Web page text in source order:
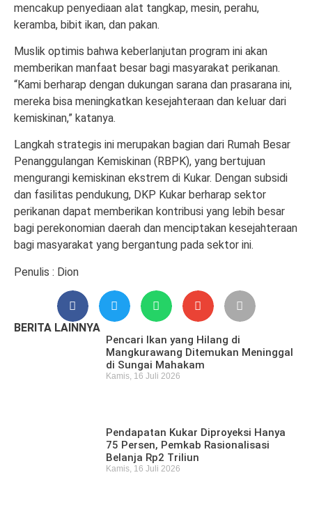
mencakup penyediaan alat tangkap, mesin, perahu,
keramba, bibit ikan, dan pakan.
Muslik optimis bahwa keberlanjutan program ini akan
memberikan manfaat besar bagi masyarakat perikanan.
“Kami berharap dengan dukungan sarana dan prasarana ini,
mereka bisa meningkatkan kesejahteraan dan keluar dari
kemiskinan,” katanya.
Langkah strategis ini merupakan bagian dari Rumah Besar
Penanggulangan Kemiskinan (RBPK), yang bertujuan
mengurangi kemiskinan ekstrem di Kukar. Dengan subsidi
dan fasilitas pendukung, DKP Kukar berharap sektor
perikanan dapat memberikan kontribusi yang lebih besar
bagi perekonomian daerah dan menciptakan kesejahteraan
bagi masyarakat yang bergantung pada sektor ini.
Penulis : Dion
BERITA LAINNYA
Pencari Ikan yang Hilang di
Mangkurawang Ditemukan Meninggal
di Sungai Mahakam
Kamis, 16 Juli 2026
Pendapatan Kukar Diproyeksi Hanya
75 Persen, Pemkab Rasionalisasi
Belanja Rp2 Triliun
Kamis, 16 Juli 2026